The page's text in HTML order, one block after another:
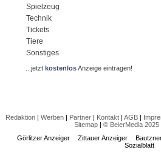
Spielzeug
Technik
Tickets
Tiere
Sonstiges
...jetztkostenlosAnzeige eintragen!
Redaktion| Werben| Partner| Kontakt| AGB|
Sitemap |© BeierMedia 2025
Görlitzer Anzeiger
Zittauer Anzeiger
Sozialblatt